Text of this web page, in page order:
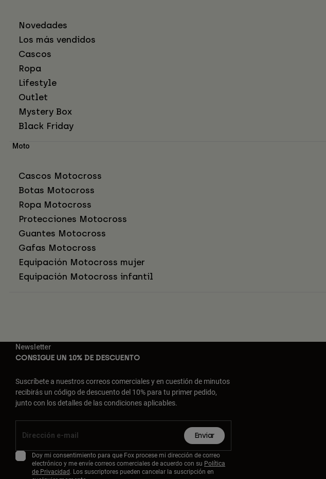
Novedades
Los más vendidos
Cascos
Ropa
Lifestyle
Outlet
Mystery Box
Black Friday
Moto
Cascos Motocross
Botas Motocross
Ropa Motocross
Protecciones Motocross
Guantes Motocross
Gafas Motocross
Equipación Motocross mujer
Equipación Motocross infantil
Newsletter
CONSIGUE UN 10% DE DESCUENTO
Suscríbete a nuestros correos comerciales y en cuestión de minutos
recibirás un código de descuento del 10% para tu primer pedido,
junto con los detalles de las condiciones aplicables.
Enviar
Doy mi consentimiento para que Fox procese mi dirección de correo
electrónico y me envíe correos comerciales de acuerdo con su Política
de Privacidad. Los suscriptores pueden cancelar la suscripción en